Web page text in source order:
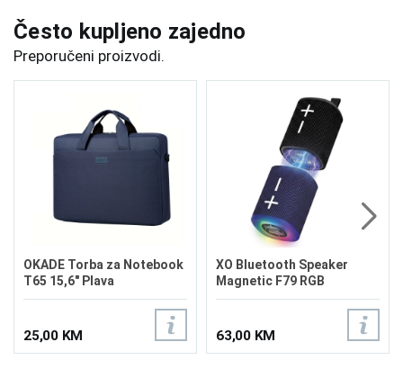
Često kupljeno zajedno
Preporučeni proizvodi.
OKADE Torba za Notebook
T65 15,6" Plava
25,00 KM
XO Bluetooth Speaker
Magnetic F79 RGB
63,00 KM